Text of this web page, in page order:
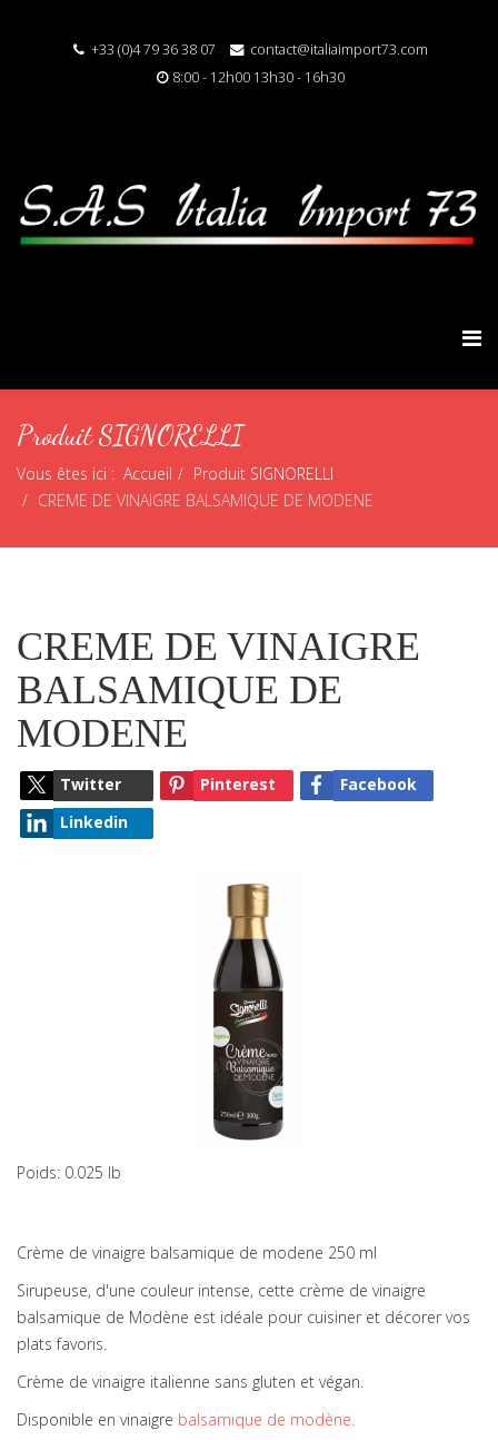
+33 (0)4 79 36 38 07
contact@italiaimport73.com
8:00 - 12h00 13h30 - 16h30
Produit SIGNORELLI
Vous êtes ici : Accueil
Produit SIGNORELLI
CREME DE VINAIGRE BALSAMIQUE DE MODENE
CREME DE VINAIGRE
BALSAMIQUE DE
MODENE
Twitter Pinterest
Facebook
Linkedin
Poids: 0.025 lb
Crème de vinaigre balsamique de modene 250 ml
Sirupeuse, d'une couleur intense, cette crème de vinaigre
balsamique de Modène est idéale pour cuisiner et décorer vos
plats favoris.
Crème de vinaigre italienne sans gluten et végan.
Disponible en vinaigre balsamique de modène.